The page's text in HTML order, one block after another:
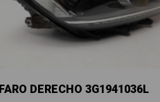
FARO DERECHO 3G1941036L